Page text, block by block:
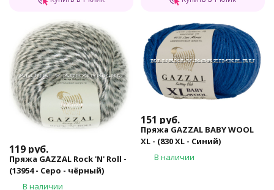
119 руб.
Пряжа GAZZAL Rock 'N' Roll -
(13954 - Серо - чёрный)
В наличии
151 руб.
Пряжа GAZZAL BABY WOOL
XL - (830 XL - Синий)
В наличии